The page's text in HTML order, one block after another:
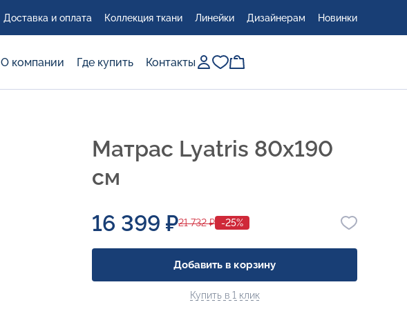
Доставка и оплата Коллекция ткани Линейки Дизайнерам Новинки
О компании Где купить Контакты
Матрас Lyatris 80x190
см
16 399 ₽21 732 ₽ -25%
Добавить в корзину
Купить в 1 клик